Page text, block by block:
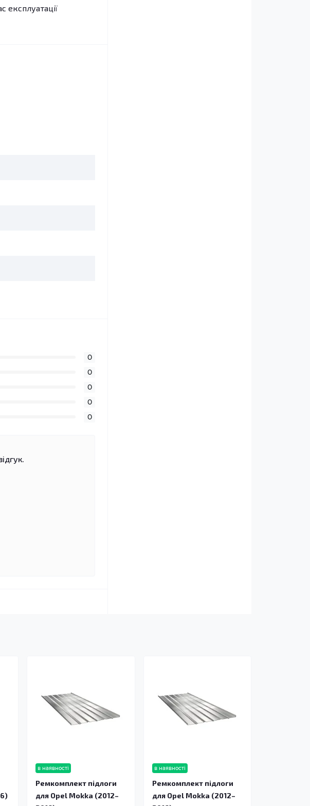
експлуатації
0
0
0
0
0
в наявності
Ремкомплект підлоги
для Opel Mokka (2012–
в наявності
Ремкомплект підлоги
для Opel Mokka (2012–